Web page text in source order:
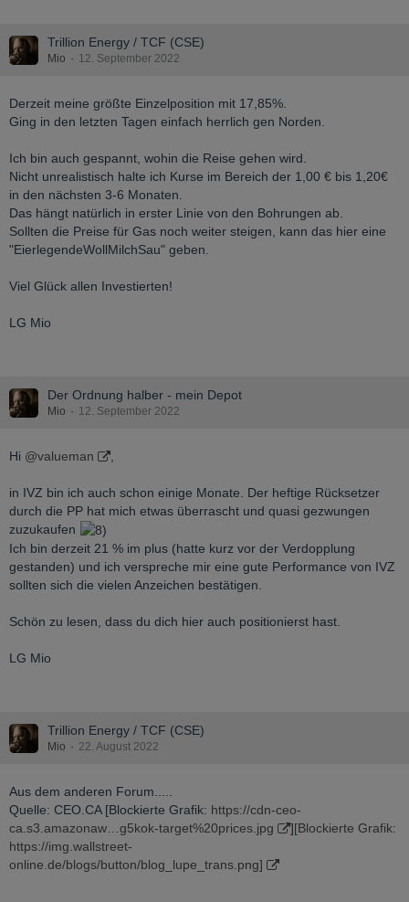
Trillion Energy / TCF (CSE)
Mio 12. September 2022
Derzeit meine größte Einzelposition mit 17,85%.
Ging in den letzten Tagen einfach herrlich gen Norden.
Ich bin auch gespannt, wohin die Reise gehen wird.
Nicht unrealistisch halte ich Kurse im Bereich der 1,00 € bis 1,20€
in den nächsten 3-6 Monaten.
Das hängt natürlich in erster Linie von den Bohrungen ab.
Sollten die Preise für Gas noch weiter steigen, kann das hier eine
"EierlegendeWollMilchSau" geben.
Viel Glück allen Investierten!
LG Mio
Der Ordnung halber - mein Depot
Mio 12. September 2022
Hi @valueman
in IVZ bin ich auch schon einige Monate. Der heftige Rücksetzer
durch die PP hat mich etwas überrascht und quasi gezwungen
zuzukaufen
Ich bin derzeit 21 % im plus (hatte kurz vor der Verdopplung
gestanden) und ich verspreche mir eine gute Performance von IVZ
sollten sich die vielen Anzeichen bestätigen.
Schön zu lesen, dass du dich hier auch positionierst hast.
LG Mio
Trillion Energy / TCF (CSE)
Mio 22. August 2022
Aus dem anderen Forum.....
Quelle: CEO.CA [Blockierte Grafik: https://cdn-ceo-
ca.s3.amazonaw…g5kok-target%20prices.jpg
][Blockierte Grafik:
https://img.wallstreet-
online.de/blogs/button/blog_lupe_trans.png]